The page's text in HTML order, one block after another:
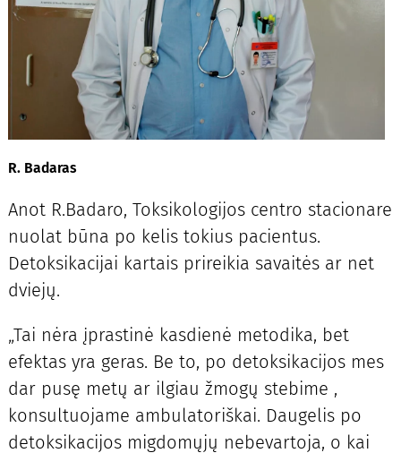
R. Badaras
Anot R.Badaro, Toksikologijos centro stacionare
nuolat būna po kelis tokius pacientus.
Detoksikacijai kartais prireikia savaitės ar net
dviejų.
„Tai nėra įprastinė kasdienė metodika, bet
efektas yra geras. Be to, po detoksikacijos mes
dar pusę metų ar ilgiau žmogų stebime ,
konsultuojame ambulatoriškai. Daugelis po
detoksikacijos migdomųjų nebevartoja, o kai